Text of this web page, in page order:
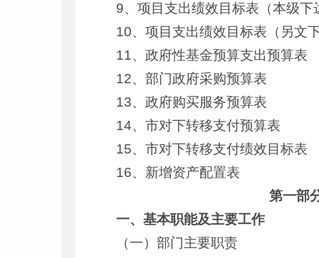
9、项目支出绩效目标表（本级下
10、项目支出绩效目标表（另文
11、政府性基金预算支出预算表
12、部门政府采购预算表
13、政府购买服务预算表
14、市对下转移支付预算表
15、市对下转移支付绩效目标表
16、新增资产配置表
第一部
一、基本职能及主要工作
（一）部门主要职责